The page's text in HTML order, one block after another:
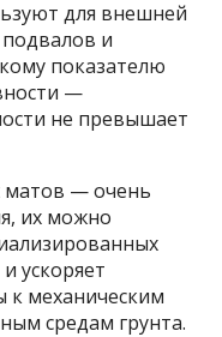
для внешней
и
показателю
—
не превышает
матов — очень
их можно
ускоряет
к механическим
средам грунта.